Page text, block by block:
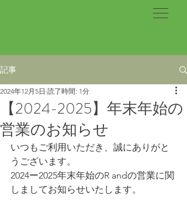
記事
【2024-2025】年末年始の
営業のお知らせ
2024年12月5日 読了時間: 1分
いつもご利用いただき、誠にありがと
うございます。
2024ー2025年末年始のR andの営業に関
しましてお知らせいたします。